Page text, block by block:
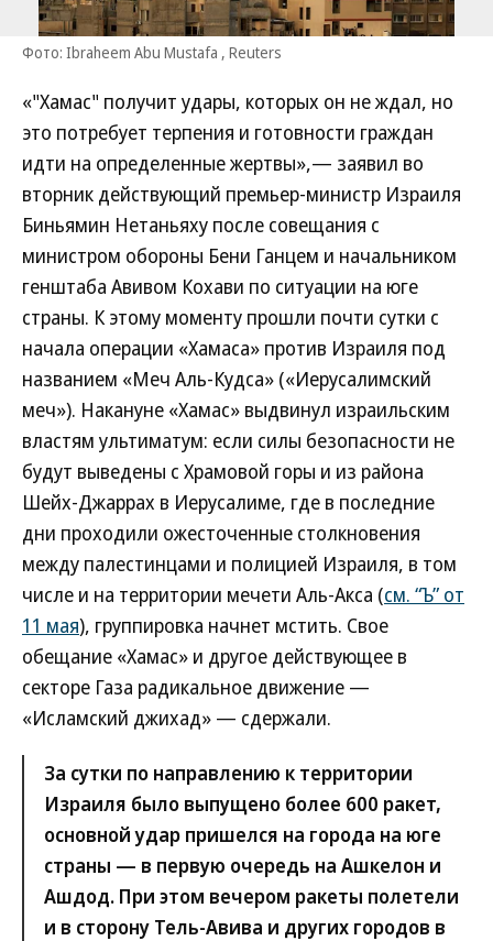
Фото: Ibraheem Abu Mustafa , Reuters
«"Хамас" получит удары, которых он не ждал, но
это потребует терпения и готовности граждан
идти на определенные жертвы»,— заявил во
вторник действующий премьер-министр Израиля
Биньямин Нетаньяху после совещания с
министром обороны Бени Ганцем и начальником
генштаба Авивом Кохави по ситуации на юге
страны. К этому моменту прошли почти сутки с
начала операции «Хамаса» против Израиля под
названием «Меч Аль-Кудса» («Иерусалимский
меч»). Накануне «Хамас» выдвинул израильским
властям ультиматум: если силы безопасности не
будут выведены с Храмовой горы и из района
Шейх-Джаррах в Иерусалиме, где в последние
дни проходили ожесточенные столкновения
между палестинцами и полицией Израиля, в том
числе и на территории мечети Аль-Акса (см. “Ъ” от
11 мая), группировка начнет мстить. Свое
обещание «Хамас» и другое действующее в
секторе Газа радикальное движение —
«Исламский джихад» — сдержали.
За сутки по направлению к территории
Израиля было выпущено более 600 ракет,
основной удар пришелся на города на юге
страны — в первую очередь на Ашкелон и
Ашдод. При этом вечером ракеты полетели
и в сторону Тель-Авива и других городов в